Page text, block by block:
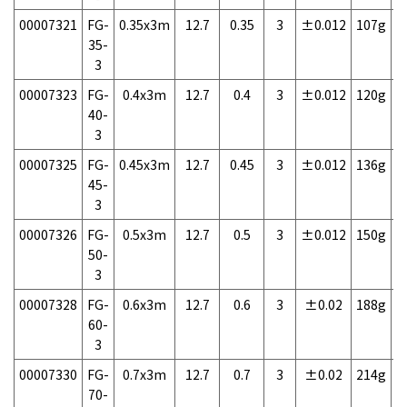
00007321
FG-
35-
3
0.35x3m 12.7 0.35 3 ±0.012 107g
00007323
FG-
40-
3
0.4x3m 12.7 0.4 3 ±0.012 120g
00007325
FG-
45-
3
0.45x3m 12.7 0.45 3 ±0.012 136g
00007326
FG-
50-
3
0.5x3m 12.7 0.5 3 ±0.012 150g
00007328
FG-
60-
3
0.6x3m 12.7 0.6 3 ±0.02 188g
00007330
FG-
70-
0.7x3m 12.7 0.7 3 ±0.02 214g